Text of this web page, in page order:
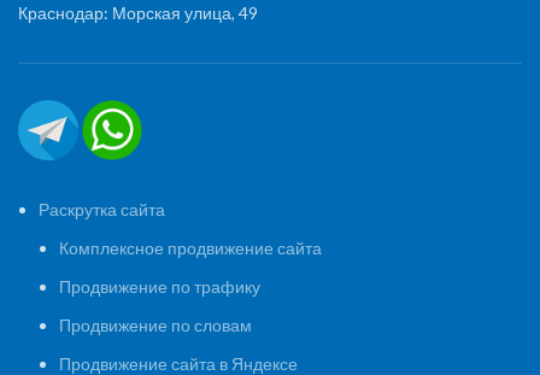
Краснодар: Морская улица, 49
Раскрутка сайта
Комплексное продвижение сайта
Продвижение по трафику
Продвижение по словам
Продвижение сайта в Яндексе